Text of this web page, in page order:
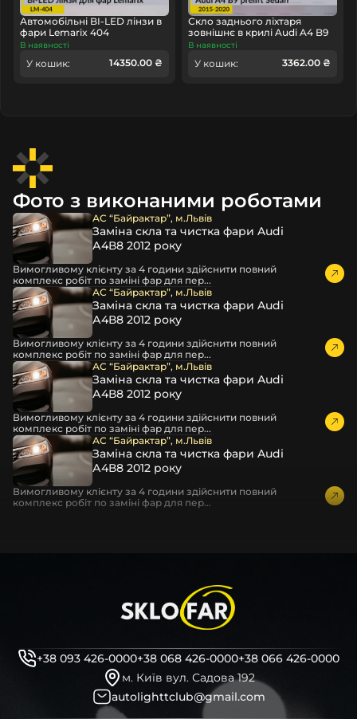
Автомобільні BI-LED лінзи в
фари Lemarix 404
В наявності
У кошик: 14350.00 ₴
Скло заднього ліхтаря
зовнішнє в крилі Audi A4 B9
Sedan (2015-2020) дорест ліве
В наявності
У кошик: 3362.00 ₴
Фото з виконаними роботами
АС “Байрактар”, м.Львів
Заміна скла та чистка фари Audi
А4В8 2012 року
Вимогливому клієнту за 4 години здійснити повний
комплекс робіт по заміні фар для пер...
АС “Байрактар”, м.Львів
Заміна скла та чистка фари Audi
А4В8 2012 року
Вимогливому клієнту за 4 години здійснити повний
комплекс робіт по заміні фар для пер...
АС “Байрактар”, м.Львів
Заміна скла та чистка фари Audi
А4В8 2012 року
Вимогливому клієнту за 4 години здійснити повний
комплекс робіт по заміні фар для пер...
АС “Байрактар”, м.Львів
Заміна скла та чистка фари Audi
А4В8 2012 року
Вимогливому клієнту за 4 години здійснити повний
комплекс робіт по заміні фар для пер...
+38 093 426-0000+38 068 426-0000+38 066 426-0000
м. Київ вул. Садова 192
autolighttclub@gmail.com